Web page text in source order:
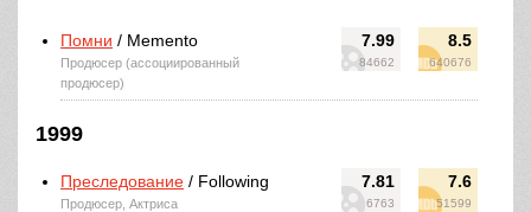
7.99
84662
8.5
640676
Помни / Memento
Продюсер (ассоциированный
продюсер)
1999
7.81
6763
7.6
51599
Преследование / Following
Продюсер, Актриса